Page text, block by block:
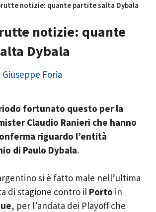
notizie: quante partite salta Dybala
notizie: quante
Dybala
Giuseppe Foria
fortunato questo per la
Claudio Ranieri che hanno
riguardo l’entità
di Paulo Dybala.
si è fatto male nell’ultima
di stagione contro il Porto in
, per l’andata dei Playoff che